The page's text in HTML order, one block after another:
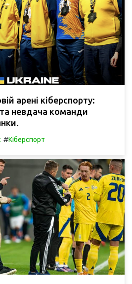
арені кіберспорту:
невдача команди
#Кіберспорт